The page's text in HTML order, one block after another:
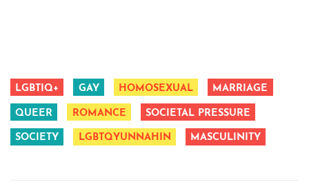
LGBTIQ+ GAY HOMOSEXUAL MARRIAGE
QUEER ROMANCE SOCIETAL PRESSURE
SOCIETY LGBTQYUNNAHIN MASCULINITY